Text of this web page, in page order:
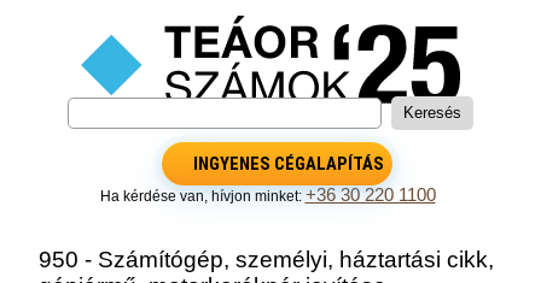
INGYENES CÉGALAPÍTÁS
Ha kérdése van, hívjon minket: +36 30 220 1100
950 - Számítógép, személyi, háztartási cikk,